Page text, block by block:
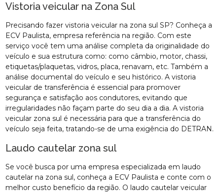
Vistoria veicular na Zona Sul
Precisando fazer vistoria veicular na zona sul SP? Conheça a
ECV Paulista, empresa referência na região. Com este
serviço você tem uma análise completa da originalidade do
veículo e sua estrutura como: como câmbio, motor, chassi,
etiquetas/plaquetas, vidros, placa, renavam, etc. Também a
análise documental do veículo e seu histórico. A vistoria
veicular de transferência é essencial para promover
segurança e satisfação aos condutores, evitando que
irregularidades não façam parte do seu dia a dia. A vistoria
veicular zona sul é necessária para que a transferência do
veículo seja feita, tratando-se de uma exigência do DETRAN.
Laudo cautelar zona sul
Se você busca por uma empresa especializada em laudo
cautelar na zona sul, conheça a ECV Paulista e conte com o
melhor custo benefício da região. O laudo cautelar veicular